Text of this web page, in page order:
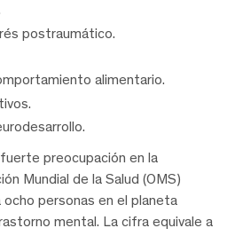
postraumático.
alimentario.
preocupación en la
Mundial de la Salud (OMS)
personas en el planeta
mental. La cifra equivale a